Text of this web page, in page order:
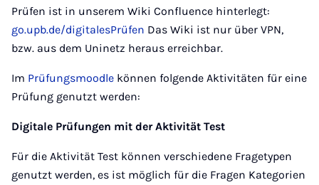
Prüfen ist in unserem Wiki Confluence hinterlegt:
go.upb.de/digitalesPrüfen Das Wiki ist nur über VPN,
bzw. aus dem Uninetz heraus erreichbar.
Im Prüfungsmoodle können folgende Aktivitäten für eine
Prüfung genutzt werden:
Digitale Prüfungen mit der Aktivität Test
Für die Aktivität Test können verschiedene Fragetypen
genutzt werden, es ist möglich für die Fragen Kategorien